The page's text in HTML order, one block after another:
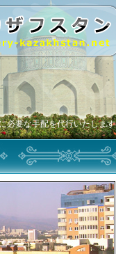
必要な手配を代行いたします